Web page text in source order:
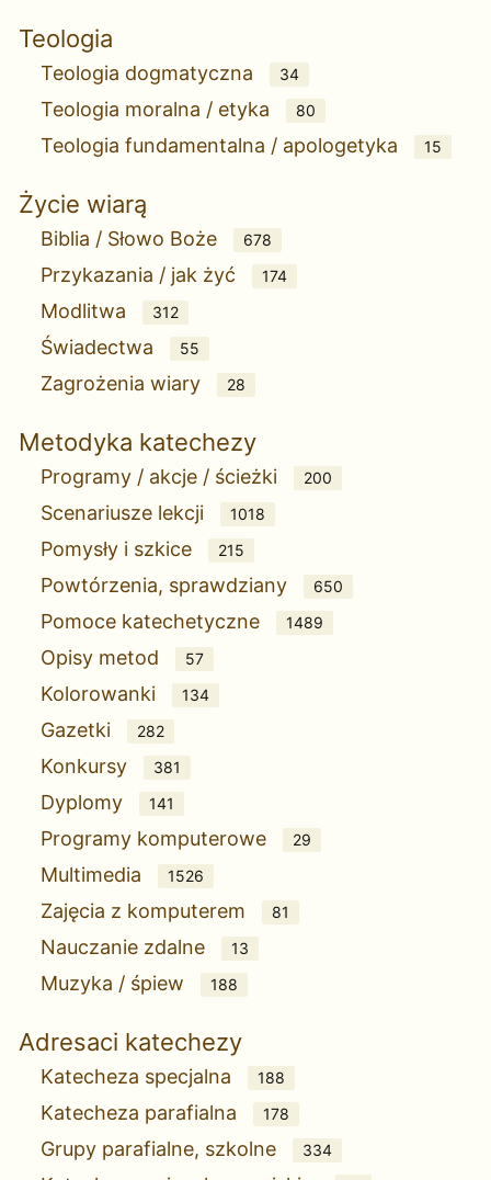
Teologia
Teologia dogmatyczna 34
Teologia moralna / etyka 80
Teologia fundamentalna / apologetyka 15
Życie wiarą
Biblia / Słowo Boże 678
Przykazania / jak żyć 174
Modlitwa 312
Świadectwa 55
Zagrożenia wiary 28
Metodyka katechezy
Programy / akcje / ścieżki 200
Scenariusze lekcji 1018
Pomysły i szkice 215
Powtórzenia, sprawdziany 650
Pomoce katechetyczne 1489
Opisy metod 57
Kolorowanki 134
Gazetki 282
Konkursy 381
Dyplomy 141
Programy komputerowe 29
Multimedia 1526
Zajęcia z komputerem 81
Nauczanie zdalne 13
Muzyka / śpiew 188
Adresaci katechezy
Katecheza specjalna 188
Katecheza parafialna 178
Grupy parafialne, szkolne 334